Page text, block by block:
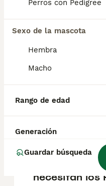
Perros con Pedigree
Sexo de la mascota
Hembra
Macho
Rango de edad
Generación
Guardar búsqueda
Caniche. Son
personas que
¿Cuánto
¿Cómo son
¿Qué
necesitan los